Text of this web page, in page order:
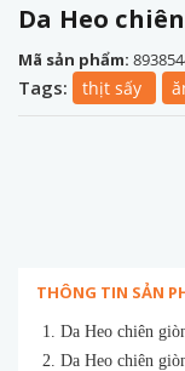
Da Heo
Mã sản phẩm:
Tags: thịt sấy
THÔNG TIN SẢN
1. Da Heo chiên
2. Da Heo chiên